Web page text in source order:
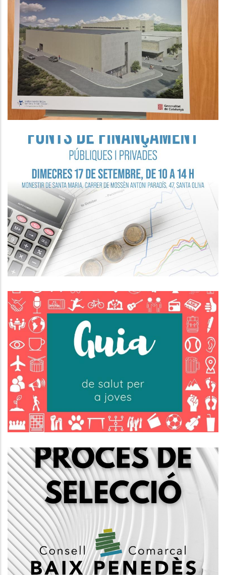
El Consell Comarcal Del Baix
Penedès Valora Molt Positivament
L’avanç De Les Obres D’ampliació
De L’Hospital Comarcal
Altres
Seminari Empresarial “Fonts De
Finançament Públiques I Privades”.
P. econòmica
L'Oficina Jove Del Baix Penedès
Ha Actualitzat La Guia De Salut
Joventut
Convocatòria Mitjançant Concurs
Oposició Per La Creació D'una
Borsa De Treball De Tècnics/ques
D'ocupació, Tècnic Mig Grup A2
Ocupació